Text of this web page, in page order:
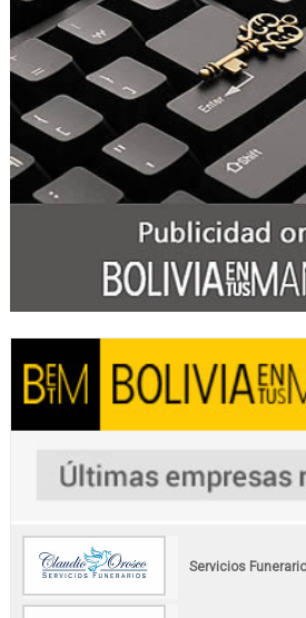
Servicios